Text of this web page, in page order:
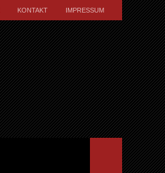
KONTAKT IMPRESSUM